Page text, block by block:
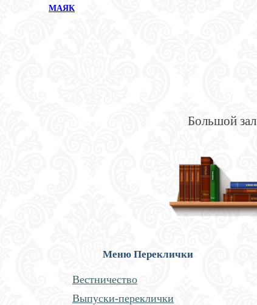
МАЯК
Большой зал
Меню Переклички
Вестничество
Выпуски-переклички